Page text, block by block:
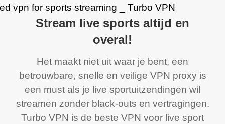
Stream live sports altijd en
overal!
Het maakt niet uit waar je bent, een
betrouwbare, snelle en veilige VPN proxy is
een must als je live sportuitzendingen wil
streamen zonder black-outs en vertragingen.
Turbo VPN is de beste VPN voor live sport